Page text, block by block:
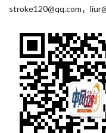
stroke120@qq.com，